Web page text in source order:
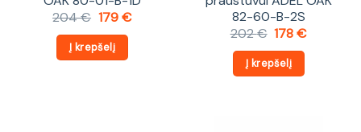
204€ Original
was:
204 €.
179€Current
Į krepšelį
82-60-B-2S
202€ Original
was:
202 €.
178€Current
Į krepšelį